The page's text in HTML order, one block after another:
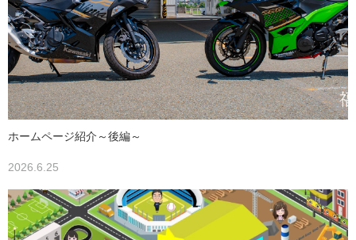
ホームページ紹介～後編～
2026.6.25